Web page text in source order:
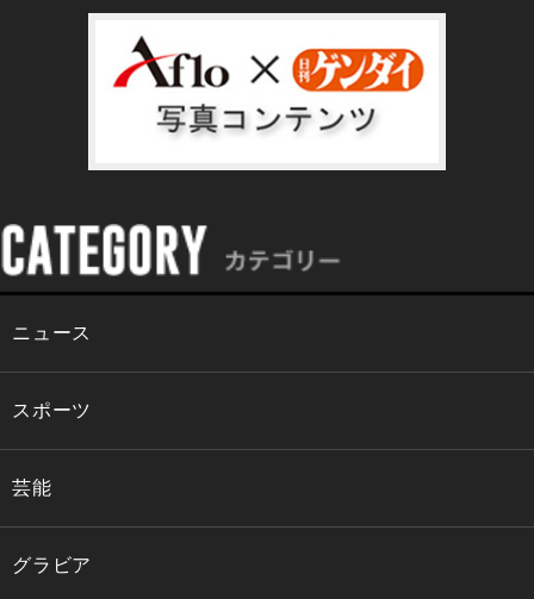
ニュース
スポーツ
芸能
グラビア